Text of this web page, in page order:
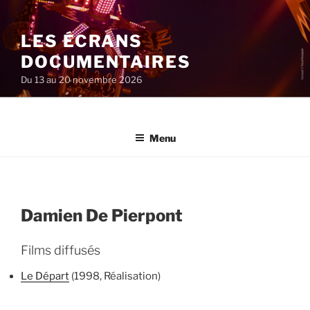
au
contenu
principal
LES ÉCRANS
DOCUMENTAIRES
Du 13 au 20 novembre 2026
Menu
Damien De Pierpont
Films diffusés
Le Départ (1998, Réalisation)